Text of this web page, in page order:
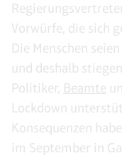
Vorwürfe, die sich
Die Menschen
und deshalb
Politiker, Beamte
Lockdown
Konsequenzen
im September in